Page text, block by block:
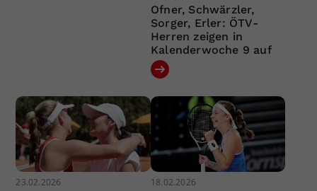
Ofner, Schwärzler,
Sorger, Erler: ÖTV-
Herren zeigen in
Kalenderwoche 9 auf
23.02.2026 18.02.2026